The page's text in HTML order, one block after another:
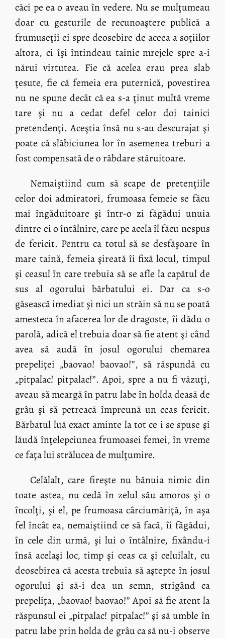
căci pe ea o aveau în vedere. Nu se mulţumeau
doar cu gesturile de recunoaştere publică a
frumuseţii ei spre deosebire de aceea a soţiilor
altora, ci îşi întindeau tainic mrejele spre a-i
nărui virtutea. Fie că acelea erau prea slab
ţesute, fie că femeia era puternică, povestirea
nu ne spune decât că ea s-a ţinut multă vreme
tare şi nu a cedat defel celor doi tainici
pretendenţi. Aceştia însă nu s-au descurajat şi
poate că slăbiciunea lor în asemenea treburi a
fost compensată de o răbdare stăruitoare.
Nemaiştiind cum să scape de pretenţiile
celor doi admiratori, frumoasa femeie se făcu
mai îngăduitoare şi într-o zi făgădui unuia
dintre ei o întâlnire, care pe acela îl făcu nespus
de fericit. Pentru ca totul să se desfăşoare în
mare taină, femeia şireată îi fixă locul, timpul
şi ceasul în care trebuia să se afle la capătul de
sus al ogorului bărbatului ei. Dar ca s-o
găsească imediat şi nici un străin să nu se poată
amesteca în afacerea lor de dragoste, îi dădu o
parolă, adică el trebuia doar să fie atent şi când
avea să audă în josul ogorului chemarea
prepeliţei „baovao! baovao!”, să răspundă cu
„pitpalac! pitpalac!”. Apoi, spre a nu fi văzuţi,
aveau să meargă în patru labe în holda deasă de
grâu şi să petreacă împreună un ceas fericit.
Bărbatul luă exact aminte la tot ce i se spuse şi
lăudă înţelepciunea frumoasei femei, în vreme
ce faţa lui strălucea de mulţumire.
Celălalt, care fireşte nu bănuia nimic din
toate astea, nu cedă în zelul său amoros şi o
încolţi, şi el, pe frumoasa cârciumăriţă, în aşa
fel încât ea, nemaiştiind ce să facă, îi făgădui,
în cele din urmă, şi lui o întâlnire, fixându-i
însă acelaşi loc, timp şi ceas ca şi celuilalt, cu
deosebirea că acesta trebuia să aştepte în josul
ogorului şi să-i dea un semn, strigând ca
prepeliţa, „baovao! baovao!” Apoi să fie atent la
răspunsul ei „pitpalac! pitpalac!” şi să umble în
patru labe prin holda de grâu ca să nu-i observe